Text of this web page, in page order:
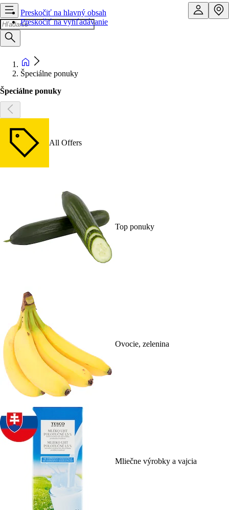
Preskočiť na hlavný obsah
Preskočiť na vyhľadávanie
Špeciálne ponuky
Špeciálne ponuky
All Offers
Top ponuky
Ovocie, zelenina
Mliečne výrobky a vajcia